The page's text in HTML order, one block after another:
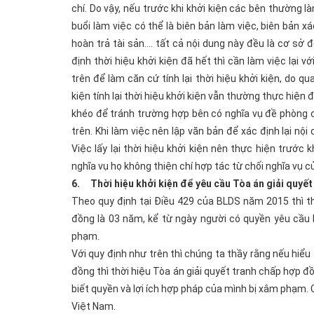
chí. Do vậy, nếu trước khi khởi kiện các bên thường
buổi làm việc có thể là biên bản làm việc, biên bản
hoàn trả tài sản…. tất cả nội dung này đều là cơ sở
định thời hiệu khởi kiện đã hết thì cần làm việc lại
trên để làm căn cứ tính lại thời hiệu khởi kiện, do
kiện tính lại thời hiệu khởi kiện vẫn thường thực hiện
khéo để tránh trường hợp bên có nghĩa vụ đề
trên. Khi làm việc nên lập văn bản để xác định lại
Việc lấy lại thời hiệu khởi kiện nên thực hiện trước
nghĩa vụ họ không thiện chí hợp tác từ chối nghĩa vụ
6. Thời hiệu khởi kiện để yêu cầu Tòa án giải
Theo quy định tại Điều 429 của BLDS năm 2015 thì
đồng là 03 năm, kể từ ngày người có quyền yêu
phạm.
Với quy định như trên thì chúng ta thầy rằng nếu
đồng thì thời hiệu Tòa án giải quyết tranh chấp hợp
biết quyền và lợi ích hợp pháp của mình bị xâm
Việt Nam.